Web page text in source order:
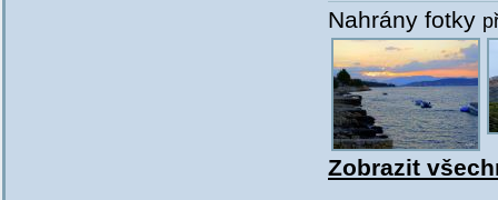
Nahrány fotky
Zobrazit